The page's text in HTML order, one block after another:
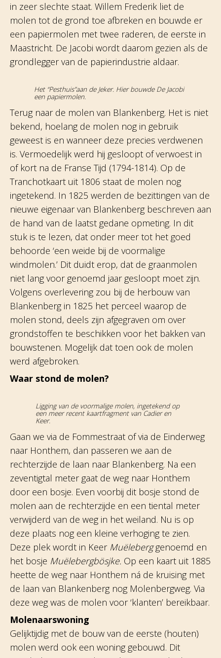
in zeer slechte staat. Willem Frederik liet de
molen tot de grond toe afbreken en bouwde er
een papiermolen met twee raderen, de eerste in
Maastricht. De Jacobi wordt daarom gezien als de
grondlegger van de papierindustrie aldaar.
Het “Pesthuis”aan de Jeker. Hier bouwde De Jacobi
een papiermolen.
Terug naar de molen van Blankenberg. Het is niet
bekend, hoelang de molen nog in gebruik
geweest is en wanneer deze precies verdwenen
is. Vermoedelijk werd hij gesloopt of verwoest in
of kort na de Franse Tijd (1794-1814). Op de
Tranchotkaart uit 1806 staat de molen nog
ingetekend. In 1825 werden de bezittingen van de
nieuwe eigenaar van Blankenberg beschreven aan
de hand van de laatst gedane opmeting. In dit
stuk is te lezen, dat onder meer tot het goed
behoorde ‘een weide bij de voormalige
windmolen.’ Dit duidt erop, dat de graanmolen
niet lang voor genoemd jaar gesloopt moet zijn.
Volgens overlevering zou bij de herbouw van
Blankenberg in 1825 het perceel waarop de
molen stond, deels zijn afgegraven om over
grondstoffen te beschikken voor het bakken van
bouwstenen. Mogelijk dat toen ook de molen
werd afgebroken.
Waar stond de molen?
Ligging van de voormalige molen, ingetekend op
een meer recent kaartfragment van Cadier en
Keer.
Gaan we via de Fommestraat of via de Einderweg
naar Honthem, dan passeren we aan de
rechterzijde de laan naar Blankenberg. Na een
zeventigtal meter gaat de weg naar Honthem
door een bosje. Even voorbij dit bosje stond de
molen aan de rechterzijde en een tiental meter
verwijderd van de weg in het weiland. Nu is op
deze plaats nog een kleine verhoging te zien.
Deze plek wordt in Keer Muëleberggenoemd en
het bosje Muëlebergbösjke. Op een kaart uit 1885
heette de weg naar Honthem ná de kruising met
de laan van Blankenberg nog Molenbergweg. Via
deze weg was de molen voor ‘klanten’ bereikbaar.
Molenaarswoning
Gelijktijdig met de bouw van de eerste (houten)
molen werd ook een woning gebouwd. Dit